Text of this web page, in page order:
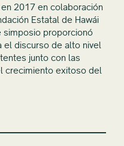
2017 en colaboración
Estatal de Hawái
simposio proporcionó
el discurso de alto nivel
junto con las
crecimiento exitoso del